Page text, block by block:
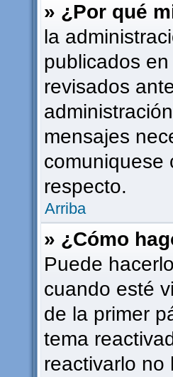
» ¿Por qué
la
publicados
revisados
mensajes
comuniquese
respecto.
Arriba
» ¿Cómo
Puede
cuando esté
de la primer
tema
reactivarlo no